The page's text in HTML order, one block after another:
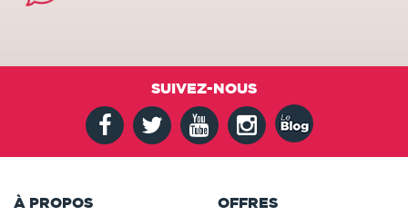
SUIVEZ-NOUS
À PROPOS OFFRES